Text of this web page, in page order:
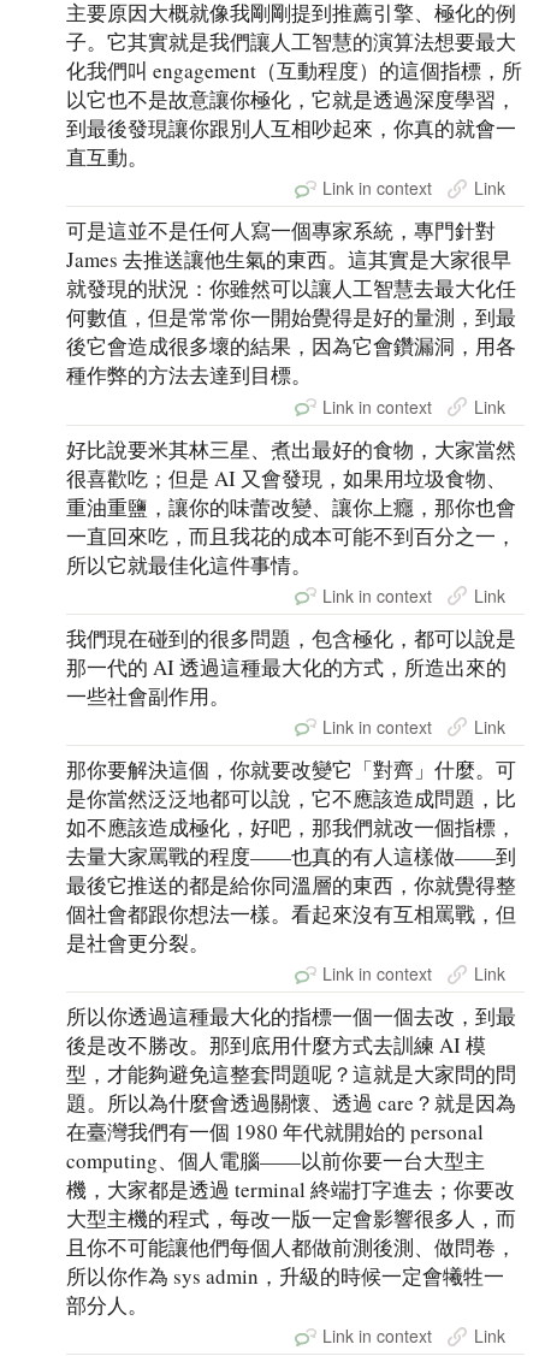
主要原因大概就像我剛剛提到推薦引擎、極化的例
子。它其實就是我們讓人工智慧的演算法想要最大
化我們叫 engagement（互動程度）的這個指標，所
以它也不是故意讓你極化，它就是透過深度學習，
到最後發現讓你跟別人互相吵起來，你真的就會一
直互動。
Link in context Link
可是這並不是任何人寫一個專家系統，專門針對
James 去推送讓他生氣的東西。這其實是大家很早
就發現的狀況：你雖然可以讓人工智慧去最大化任
何數值，但是常常你一開始覺得是好的量測，到最
後它會造成很多壞的結果，因為它會鑽漏洞，用各
種作弊的方法去達到目標。
Link in context Link
好比說要米其林三星、煮出最好的食物，大家當然
很喜歡吃；但是 AI 又會發現，如果用垃圾食物、
重油重鹽，讓你的味蕾改變、讓你上癮，那你也會
一直回來吃，而且我花的成本可能不到百分之一，
所以它就最佳化這件事情。
Link in context Link
我們現在碰到的很多問題，包含極化，都可以說是
那一代的 AI 透過這種最大化的方式，所造出來的
一些社會副作用。
Link in context Link
那你要解決這個，你就要改變它「對齊」什麼。可
是你當然泛泛地都可以說，它不應該造成問題，比
如不應該造成極化，好吧，那我們就改一個指標，
去量大家罵戰的程度——也真的有人這樣做——到
最後它推送的都是給你同溫層的東西，你就覺得整
個社會都跟你想法一樣。看起來沒有互相罵戰，但
是社會更分裂。
Link in context Link
所以你透過這種最大化的指標一個一個去改，到最
後是改不勝改。那到底用什麼方式去訓練 AI 模
型，才能夠避免這整套問題呢？這就是大家問的問
題。所以為什麼會透過關懷、透過 care？就是因為
在臺灣我們有一個 1980 年代就開始的 personal
computing、個人電腦——以前你要一台大型主
機，大家都是透過 terminal 終端打字進去；你要改
大型主機的程式，每改一版一定會影響很多人，而
且你不可能讓他們每個人都做前測後測、做問卷，
所以你作為 sys admin，升級的時候一定會犧牲一
部分人。
Link in context Link